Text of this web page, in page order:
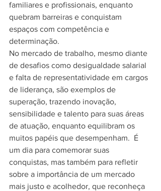
familiares e profissionais, enquanto
quebram barreiras e conquistam
espaços com competência e
determinação.
No mercado de trabalho, mesmo diante
de desafios como desigualdade salarial
e falta de representatividade em cargos
de liderança, são exemplos de
superação, trazendo inovação,
sensibilidade e talento para suas áreas
de atuação, enquanto equilibram os
muitos papéis que desempenham.  É
um dia para comemorar suas
conquistas, mas também para refletir
sobre a importância de um mercado
mais justo e acolhedor, que reconheça